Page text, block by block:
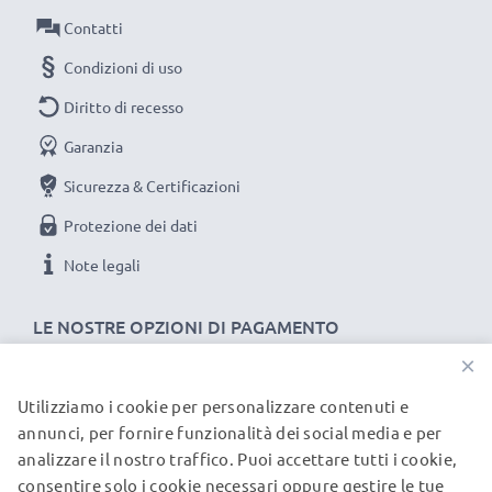
LE NOSTRE OPZIONI DI PAGAMENTO
Contatti
Condizioni di uso
Diritto di recesso
Garanzia
Sicurezza & Certificazioni
Protezione dei dati
Note legali
I NOSTRI PARTNER DI SPEDIZIONE
×
Utilizziamo i cookie per personalizzare contenuti e
annunci, per fornire funzionalità dei social media e per
analizzare il nostro traffico. Puoi accettare tutti i cookie,
consentire solo i cookie necessari oppure gestire le tue